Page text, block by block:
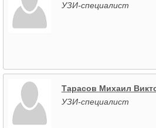
УЗИ-специалист
Тарасов Михаил
УЗИ-специалист